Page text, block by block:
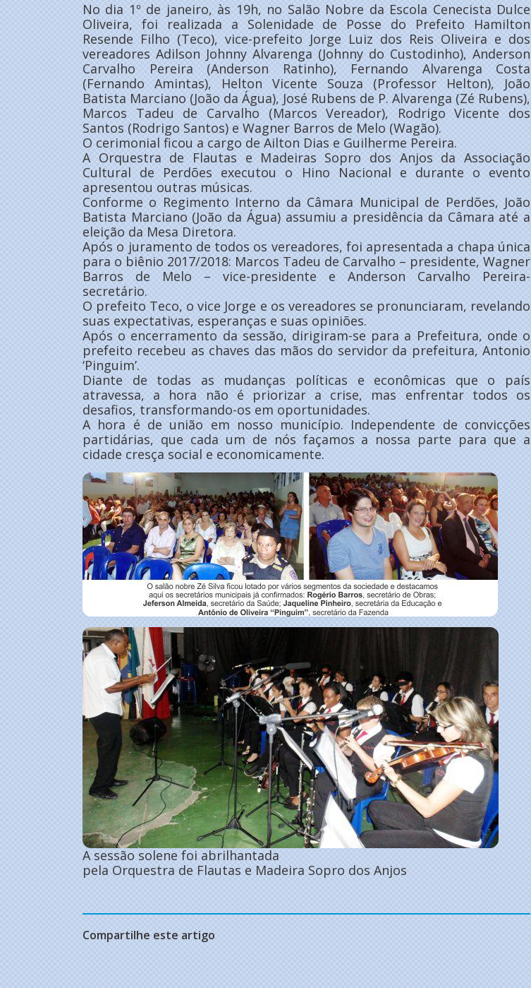
No dia 1º de janeiro, às 19h, no Salão Nobre da Escola Cenecista Dulce
Oliveira, foi realizada a Solenidade de Posse do Prefeito Hamilton
Resende Filho (Teco), vice-prefeito Jorge Luiz dos Reis Oliveira e dos
vereadores Adilson Johnny Alvarenga (Johnny do Custodinho), Anderson
Carvalho Pereira (Anderson Ratinho), Fernando Alvarenga Costa
(Fernando Amintas), Helton Vicente Souza (Professor Helton), João
Batista Marciano (João da Água), José Rubens de P. Alvarenga (Zé Rubens),
Marcos Tadeu de Carvalho (Marcos Vereador), Rodrigo Vicente dos
Santos (Rodrigo Santos) e Wagner Barros de Melo (Wagão).
O cerimonial ficou a cargo de Ailton Dias e Guilherme Pereira.
A Orquestra de Flautas e Madeiras Sopro dos Anjos da Associação
Cultural de Perdões executou o Hino Nacional e durante o evento
apresentou outras músicas.
Conforme o Regimento Interno da Câmara Municipal de Perdões, João
Batista Marciano (João da Água) assumiu a presidência da Câmara até a
eleição da Mesa Diretora.
Após o juramento de todos os vereadores, foi apresentada a chapa única
para o biênio 2017/2018: Marcos Tadeu de Carvalho – presidente, Wagner
Barros de Melo – vice-presidente e Anderson Carvalho Pereira-
secretário.
O prefeito Teco, o vice Jorge e os vereadores se pronunciaram, revelando
suas expectativas, esperanças e suas opiniões.
Após o encerramento da sessão, dirigiram-se para a Prefeitura, onde o
prefeito recebeu as chaves das mãos do servidor da prefeitura, Antonio
‘Pinguim’.
Diante de todas as mudanças políticas e econômicas que o país
atravessa, a hora não é priorizar a crise, mas enfrentar todos os
desafios, transformando-os em oportunidades.
A hora é de união em nosso município. Independente de convicções
partidárias, que cada um de nós façamos a nossa parte para que a
cidade cresça social e economicamente.
A sessão solene foi abrilhantada
pela Orquestra de Flautas e Madeira Sopro dos Anjos
Compartilhe este artigo